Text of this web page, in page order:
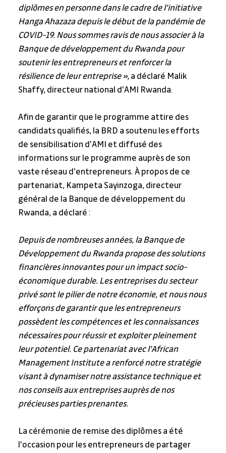
diplômes en personne dans le cadre de l'initiative
Hanga Ahazaza depuis le début de la pandémie de
COVID-19. Nous sommes ravis de nous associer à la
Banque de développement du Rwanda pour
soutenir les entrepreneurs et renforcer la
résilience de leur entreprise », a déclaré Malik
Shaffy, directeur national d'AMI Rwanda.
Afin de garantir que le programme attire des
candidats qualifiés, la BRD a soutenu les efforts
de sensibilisation d'AMI et diffusé des
informations sur le programme auprès de son
vaste réseau d'entrepreneurs. À propos de ce
partenariat, Kampeta Sayinzoga, directeur
général de la Banque de développement du
Rwanda, a déclaré :
Depuis de nombreuses années, la Banque de
Développement du Rwanda propose des solutions
financières innovantes pour un impact socio-
économique durable. Les entreprises du secteur
privé sont le pilier de notre économie, et nous nous
efforçons de garantir que les entrepreneurs
possèdent les compétences et les connaissances
nécessaires pour réussir et exploiter pleinement
leur potentiel. Ce partenariat avec l'African
Management Institute a renforcé notre stratégie
visant à dynamiser notre assistance technique et
nos conseils aux entreprises auprès de nos
précieuses parties prenantes.
La cérémonie de remise des diplômes a été
l'occasion pour les entrepreneurs de partager